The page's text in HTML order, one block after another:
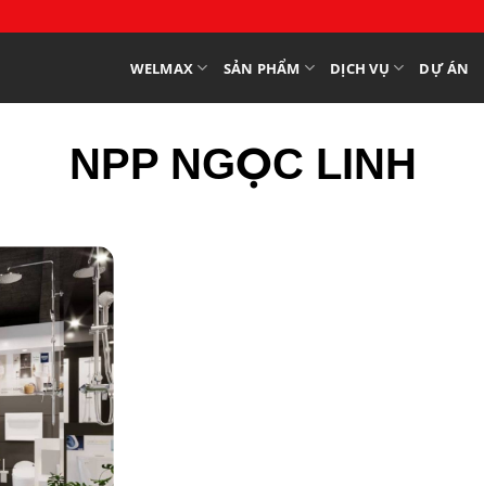
WELMAX SẢN PHẨM DỊCH VỤ DỰ ÁN
NPP NGỌC LINH